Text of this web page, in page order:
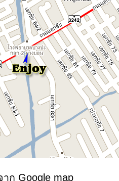
ก Google map